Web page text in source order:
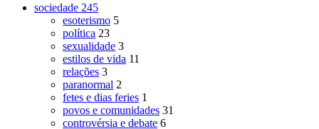
sociedade 245
esoterismo 5
política 23
sexualidade 3
estilos de vida 11
relações 3
paranormal 2
fetes e dias feries 1
povos e comunidades 31
controvérsia e debate 6